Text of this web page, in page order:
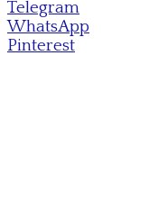
Telegram
WhatsApp
Pinterest